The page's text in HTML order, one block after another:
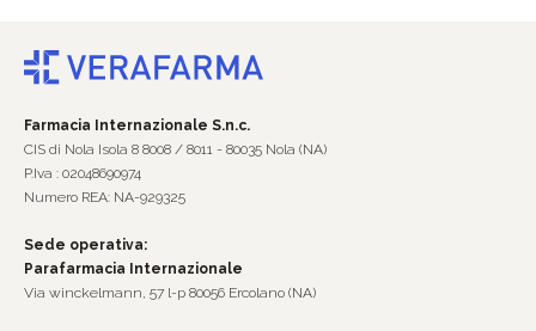
Farmacia Internazionale S.n.c.
CIS di Nola Isola 8 8008 / 8011 - 80035 Nola (NA)
P.Iva : 02048690974
Numero REA: NA-929325
Sede operativa:
Parafarmacia Internazionale
Via winckelmann, 57 l-p 80056 Ercolano (NA)